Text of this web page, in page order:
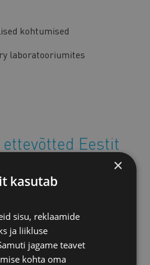
kohtumised
laboratooriumites
Eestit
×
kasutab
sisu, reklaamide
ja liikluse
jagame teavet
kohta oma